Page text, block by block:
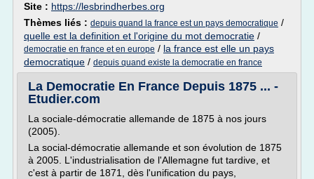
Site : https://lesbrindherbes.org
Thèmes liés : depuis quand la france est un pays democratique /
quelle est la definition et l'origine du mot democratie /
democratie en france et en europe / la france est elle un pays
democratique / depuis quand existe la democratie en france
La Democratie En France Depuis 1875 ... -
Etudier.com
La sociale-démocratie allemande de 1875 à nos jours
(2005).
La social-démocratie allemande et son évolution de 1875
à 2005. L'industrialisation de l'Allemagne fut tardive, et
c'est à partir de 1871, dès l'unification du pays,